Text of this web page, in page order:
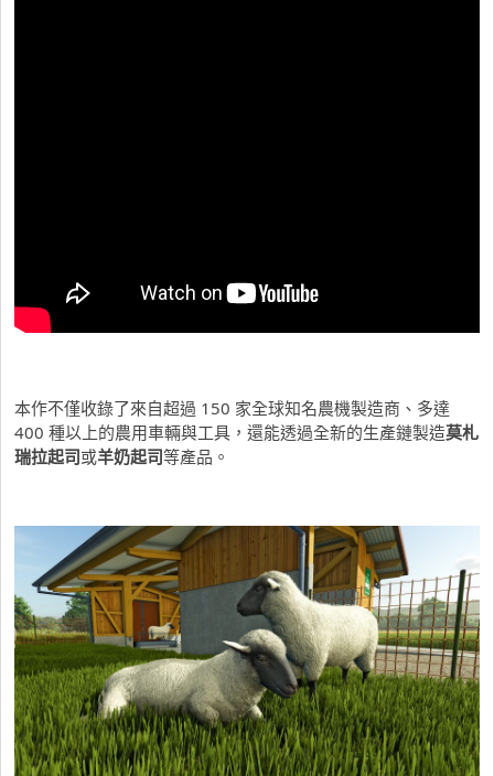
本作不僅收錄了來自超過 150 家全球知名農機製造商、多達
400 種以上的農用車輛與工具，還能透過全新的生產鏈製造莫札
瑞拉起司或羊奶起司等產品。